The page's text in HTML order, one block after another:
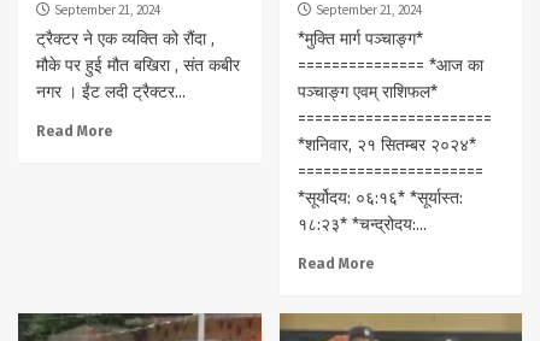
September 21, 2024
ट्रैक्टर ने एक व्यक्ति को रौंदा ,
मौके पर हुई मौत बखिरा , संत कबीर
नगर । ईंट लदी ट्रैक्टर...
Read More
September 21, 2024
*मुक्ति मार्ग पञ्चाङ्ग*
=============== *आज का
पञ्चाङ्ग एवम् राशिफल*
=======================
*शनिवार, २१ सितम्बर २०२४*
======================
*सूर्योदय: ०६:१६* *सूर्यास्त:
१८:२३* *चन्द्रोदय:...
Read More